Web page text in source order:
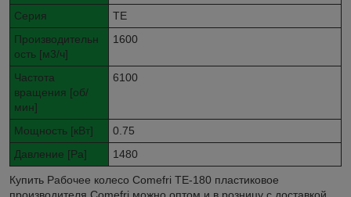
Серия
TE
Производительн
ость [м3/ч]
1600
Частота
вращения [об/
мин]
6100
Мощность [кВт]
0.75
Давление [Pa]
1480
Купить Рабочее колесо Comefri TE-180 пластиковое